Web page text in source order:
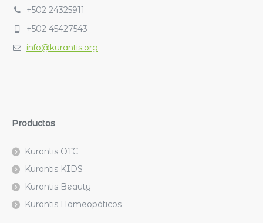
+502 24325911
+502 45427543
info@kurantis.org
Productos
Kurantis OTC
Kurantis KIDS
Kurantis Beauty
Kurantis Homeopáticos